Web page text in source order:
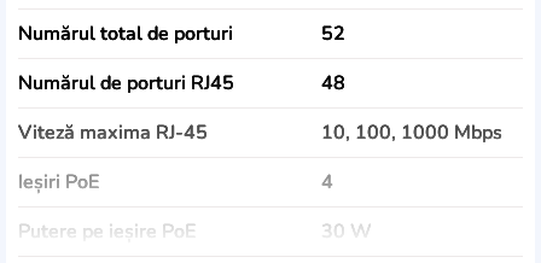
Numărul total de porturi
52
Numărul de porturi RJ45
48
Viteză maxima RJ-45
10, 100, 1000 Mbps
Ieșiri PoE
4
Putere pe ieșire PoE
30 W